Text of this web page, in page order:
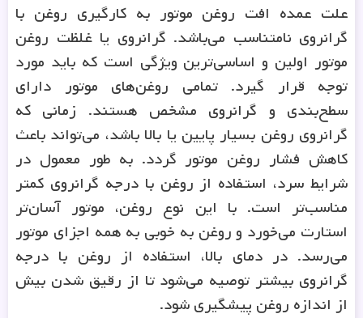
علت عمده افت روغن موتور به کارگیری روغن با
گرانروی نامتناسب می‌باشد. گرانروی یا غلظت روغن
موتور اولین و اساسی‌ترین ویژگی است که باید مورد
توجه قرار گیرد. تمامی روغن‌های موتور دارای
سطح‌بندی و گرانروی مشخص هستند. زمانی که
گرانروی روغن بسیار پایین یا بالا باشد، می‌تواند باعث
کاهش فشار روغن موتور گردد. به طور معمول در
شرایط سرد، استفاده از روغن با درجه گرانروی کمتر
مناسب‌تر است. با این نوع روغن، موتور آسان‌تر
استارت می‌خورد و روغن به خوبی به همه اجزای موتور
می‌رسد. در دمای بالا، استفاده از روغن با درجه
گرانروی بیشتر توصیه می‌شود تا از رقیق شدن بیش
از اندازه روغن پیشگیری شود.